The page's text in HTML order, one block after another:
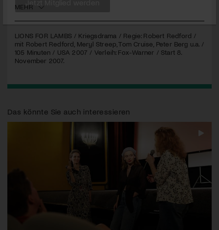
MEHR
LIONS FOR LAMBS/ Kriegsdrama / Regie: Robert Redford /
mit Robert Redford, Meryl Streep, Tom Cruise, Peter Berg u.a. /
105 Minuten / USA 2007 / Verleih: Fox-Warner / Start 8.
November 2007.
Das könnte Sie auch interessieren
Jetzt Mitglied werden